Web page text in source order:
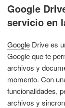
EL
Google
servicio en
Google Drive es
Google que te
archivos y
momento. Con
funcionalidades,
archivos y